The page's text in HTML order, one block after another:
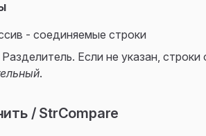
- соединяемые строки
Разделитель. Если не указан,
.
/ StrCompare